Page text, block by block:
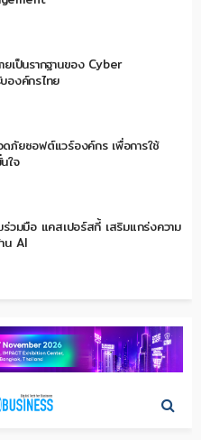
เป็นรากฐานของ Cyber
องค์กรไทย
ภัยซอฟต์แวร์องค์กร เพื่อการใช้
ใจ
วมมือ แคสเปอร์สกี้ เสริมแกร่งความ
น AI